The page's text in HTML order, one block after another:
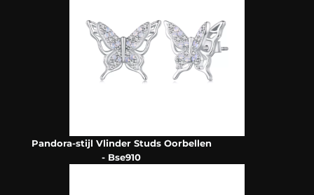
Pandora-stijl Vlinder Studs Oorbellen
- Bse910